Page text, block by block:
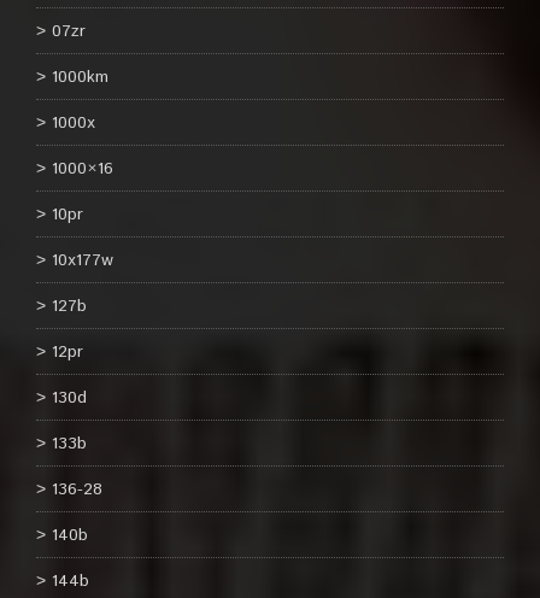
07zr
1000km
1000x
1000×16
10pr
10x177w
127b
12pr
130d
133b
136-28
140b
144b